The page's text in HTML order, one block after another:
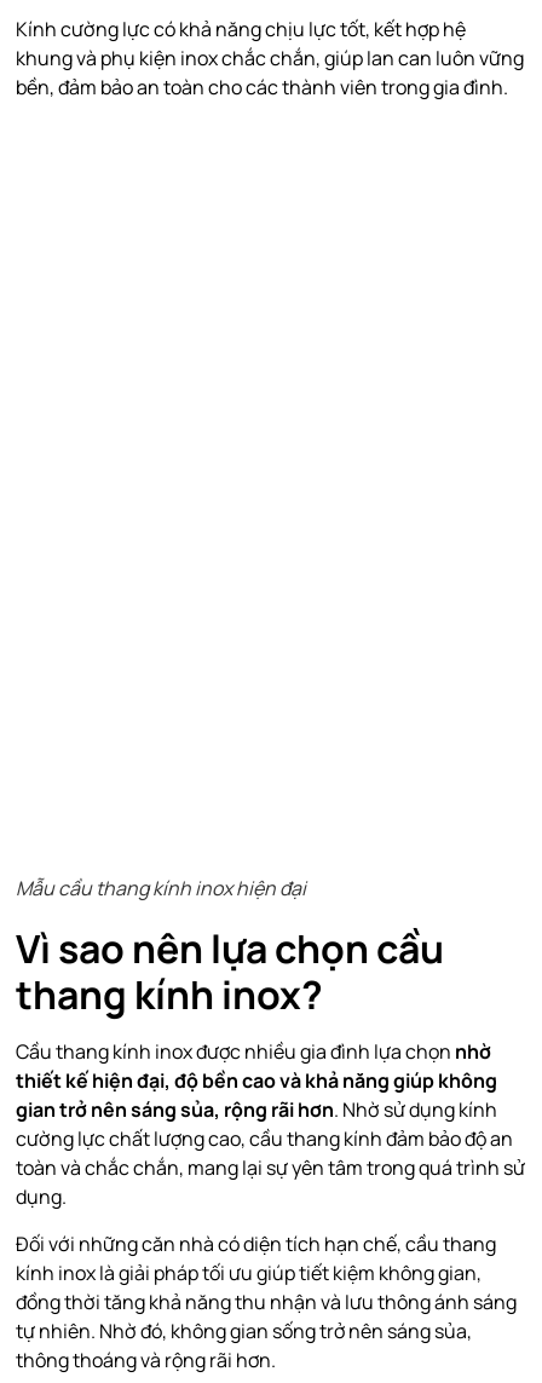
Kính cường lực có khả năng chịu lực tốt, kết hợp hệ
khung và phụ kiện inox chắc chắn, giúp lan can luôn vững
bền, đảm bảo an toàn cho các thành viên trong gia đình.
Mẫu cầu thang kính inox hiện đại
Vì sao nên lựa chọn cầu
thang kính inox?
Cầu thang kính inox được nhiều gia đình lựa chọn nhờ
thiết kế hiện đại, độ bền cao và khả năng giúp không
gian trở nên sáng sủa, rộng rãi hơn. Nhờ sử dụng kính
cường lực chất lượng cao, cầu thang kính đảm bảo độ an
toàn và chắc chắn, mang lại sự yên tâm trong quá trình sử
dụng.
Đối với những căn nhà có diện tích hạn chế, cầu thang
kính inox là giải pháp tối ưu giúp tiết kiệm không gian,
đồng thời tăng khả năng thu nhận và lưu thông ánh sáng
tự nhiên. Nhờ đó, không gian sống trở nên sáng sủa,
thông thoáng và rộng rãi hơn.